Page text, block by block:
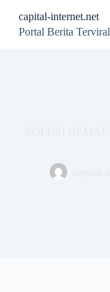
S
k
capital-internet.net
Portal Berita Terviral